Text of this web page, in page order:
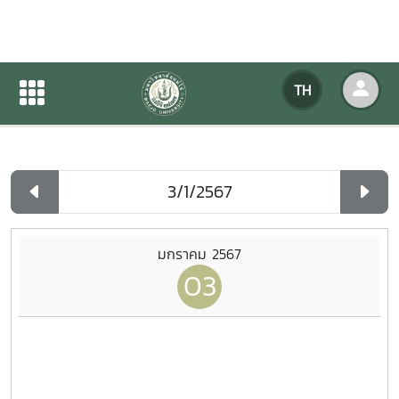
TH
ปฏิทินกิจกรรมของหน่วยงาน
ปฏิทินกิจกรรมของหน่วยงาน
มกราคม 2567
03